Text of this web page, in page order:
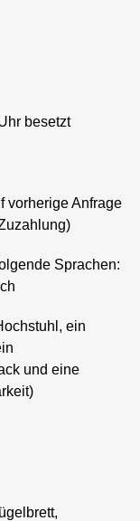
besetzt
vorherige Anfrage
Sprachen:
ein
und eine